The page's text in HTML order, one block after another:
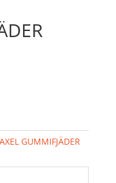
AXEL GUMMIFJÄDER